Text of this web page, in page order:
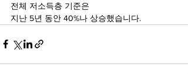
전체 저소득층 기준은
지난 5년 동안 40%나 상승했습니다.